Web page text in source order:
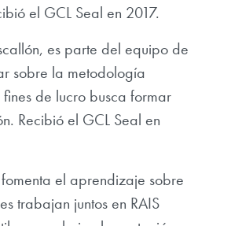
el GCL Seal en 2017.
es parte del equipo de
sobre la metodología
de lucro busca formar
Recibió el GCL Seal en
el aprendizaje sobre
trabajan juntos en RAIS